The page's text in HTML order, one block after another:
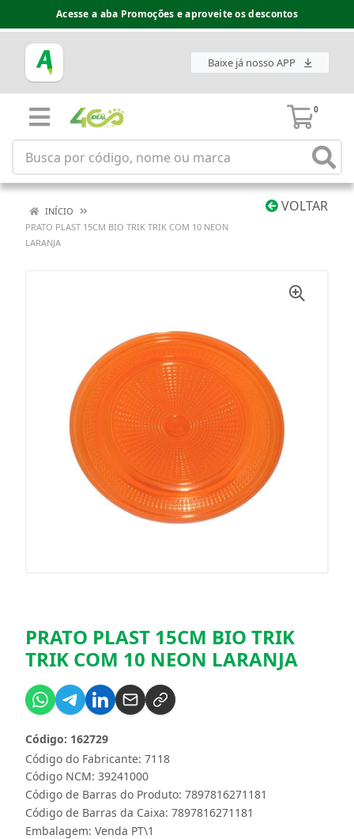
Acesse a aba Promoções e aproveite os descontos
Baixe já nosso APP
0
VOLTAR
INÍCIO
PRATO PLAST 15CM BIO TRIK TRIK COM 10 NEON
LARANJA
PRATO PLAST 15CM BIO TRIK
TRIK COM 10 NEON LARANJA
Código do Fabricante: 7118
Código: 162729
Código NCM: 39241000
Código de Barras do Produto: 7897816271181
Código de Barras da Caixa: 7897816271181
Embalagem: Venda PT\1